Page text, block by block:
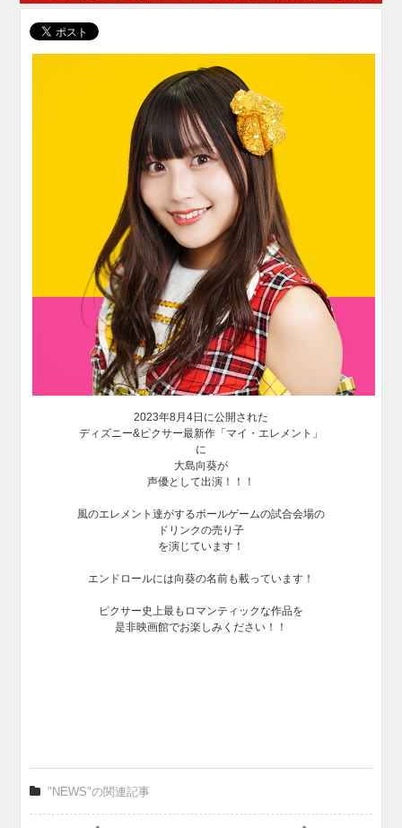
2023年8月4日に公開された
ディズニー&ピクサー最新作「マイ・エレメント」
に
大島向葵が
声優として出演！！！
風のエレメント達がするボールゲームの試合会場の
ドリンクの売り子
を演じています！
エンドロールには向葵の名前も載っています！
ピクサー史上最もロマンティックな作品を
是非映画館でお楽しみください！！
"NEWS"の関連記事